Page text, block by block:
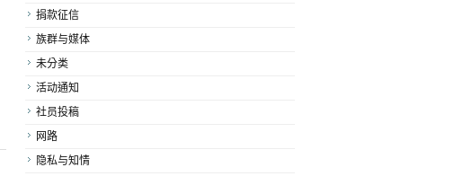
捐款征信
族群与媒体
未分类
活动通知
社员投稿
网路
隐私与知情